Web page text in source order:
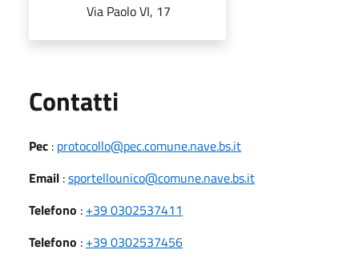
Via Paolo VI, 17
Contatti
Pec : protocollo@pec.comune.nave.bs.it
Email :sportellounico@comune.nave.bs.it
Telefono : +39 0302537411
Telefono : +39 0302537456